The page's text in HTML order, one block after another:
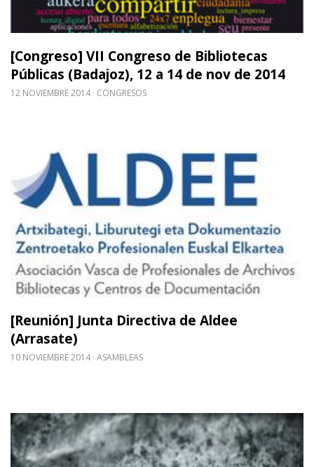
[Congreso] VII Congreso de Bibliotecas
Públicas (Badajoz), 12 a 14 de nov de 2014
12 NOVIEMBRE 2014 CONGRESOS
[Reunión] Junta Directiva de Aldee
(Arrasate)
10 NOVIEMBRE 2014 ASAMBLEAS
Leer m�s sobre [Reunión] Junta Directiva de
Leer m�s sobre [Curso] Métodos de